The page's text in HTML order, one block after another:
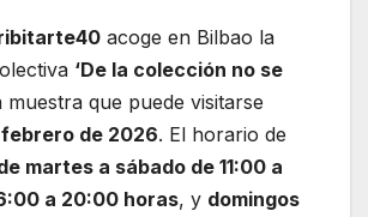
acoge en Bilbao la
‘De la colección no se
muestra que puede visitarse
febrero de 2026. El horario de
martes a sábado de 11:00 a
a 20:00 horas, y domingos